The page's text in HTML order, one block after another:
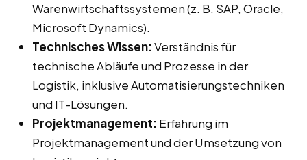
Warenwirtschaftssystemen (z. B. SAP, Oracle,
Microsoft Dynamics).
Technisches Wissen:Verständnis für
technische Abläufe und Prozesse in der
Logistik, inklusive Automatisierungstechniken
und IT-Lösungen.
Projektmanagement: Erfahrung im
Projektmanagement und der Umsetzung von